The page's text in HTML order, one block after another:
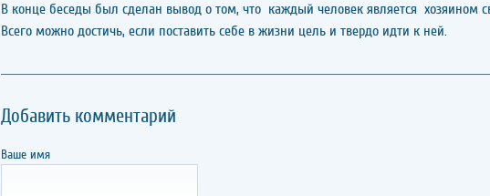
В конце беседы был сделан вывод о том, что каждый человек является хозяином
Всего можно достичь, если поставить себе в жизни цель и твердо идти к ней.
Добавить комментарий
Ваше имя